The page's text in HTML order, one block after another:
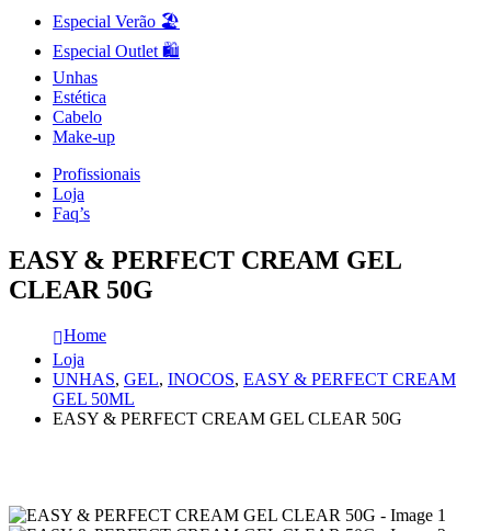
Especial Verão 🏖️
Especial Outlet 🛍️
Unhas
Estética
Cabelo
Make-up
Profissionais
Loja
Faq’s
EASY & PERFECT CREAM GEL
CLEAR 50G
Home
Loja
UNHAS, GEL, INOCOS, EASY & PERFECT CREAM
GEL 50ML
EASY & PERFECT CREAM GEL CLEAR 50G